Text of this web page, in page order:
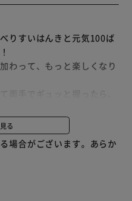
りすいはんきと元気100ば
わって、もっと楽しくなり
のデザインも一新しまし
る
場合がございます。あらか